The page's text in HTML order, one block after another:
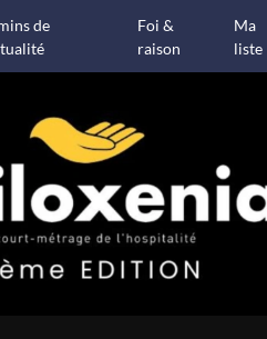
de
Foi &
raison
Ma
liste